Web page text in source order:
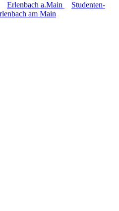
Erlenbach a.Main
Studenten-
am Main